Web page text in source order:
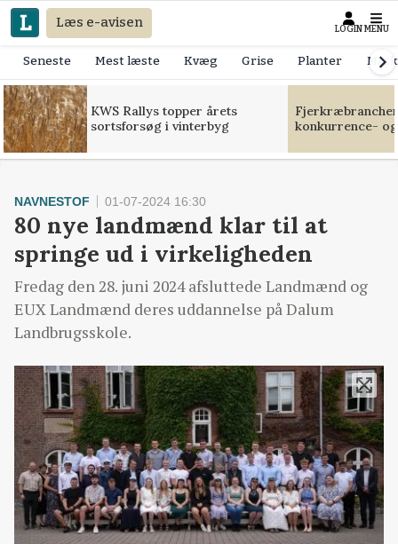
Læs e-avisen LOGIN MENU
Seneste Mest læste Kvæg Grise Planter
KWS Rallys topper årets
sortsforsøg i vinterbyg
konkurrence-
NAVNESTOF 01-07-2024 16:30
80 nye landmænd klar til at
springe ud i virkeligheden
Fredag den 28. juni 2024 afsluttede Landmænd og
EUX Landmænd deres uddannelse på Dalum
Landbrugsskole.